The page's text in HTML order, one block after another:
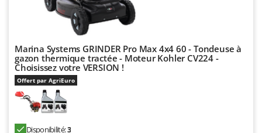
Tondeuses autoportées
Tondeuses débroussailleuses thermiques
Trancheuses
Trancheuses de sol
Transpalettes
Treuils de débardage
Tronçonneuses
Lampacrescia - MGM
Landxcape
Lavor
Linea VZ
Lisam
Lotusgrill
Marina Systems GRINDER Pro Max 4x4 60 - Tondeuse à
gazon thermique tractée - Moteur Kohler CV224 -
Choisissez votre VERSION !
Offert par AgriEuro
Disponibilité:3